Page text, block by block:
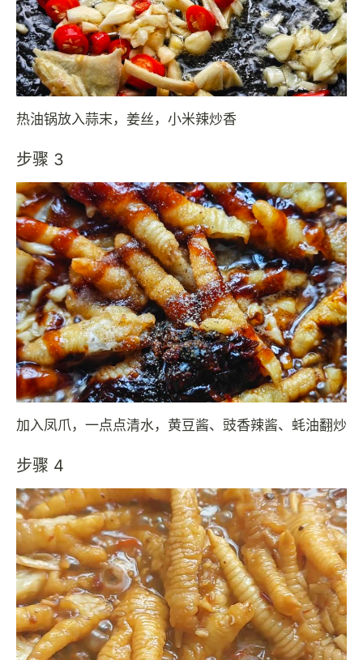
热油锅放入蒜末，姜丝，小米辣炒香
步骤 3
加入凤爪，一点点清水，黄豆酱、豉香辣酱、蚝油翻炒
步骤 4